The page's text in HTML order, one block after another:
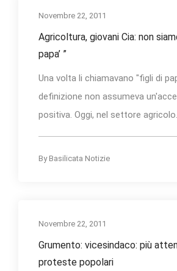
Novembre 22, 2011
Agricoltura, giovani Cia: non
papa’ ”
Una volta li chiamavano "figli di
definizione non assumeva
positiva. Oggi, nel settore
By Basilicata Notizie
Novembre 22, 2011
Grumento: vicesindaco: più
proteste popolari